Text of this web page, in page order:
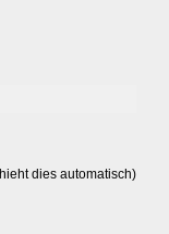
dies automatisch)